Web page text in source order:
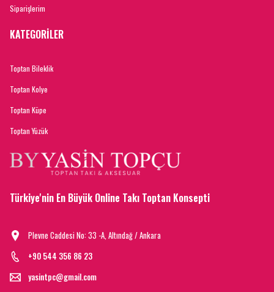
Siparişlerim
KATEGORİLER
Toptan Bileklik
Toptan Kolye
Toptan Küpe
Toptan Yüzük
Türkiye'nin En Büyük Online Takı Toptan Konsepti
Plevne Caddesi No: 33 -A, Altındağ / Ankara
+90 544 356 86 23
yasintpc@gmail.com